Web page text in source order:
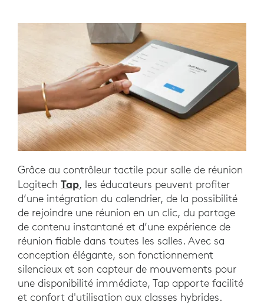
Grâce au contrôleur tactile pour salle de réunion
Logitech Tap, les éducateurs peuvent profiter
d’une intégration du calendrier, de la possibilité
de rejoindre une réunion en un clic, du partage
de contenu instantané et d’une expérience de
réunion fiable dans toutes les salles. Avec sa
conception élégante, son fonctionnement
silencieux et son capteur de mouvements pour
une disponibilité immédiate, Tap apporte facilité
et confort d'utilisation aux classes hybrides.